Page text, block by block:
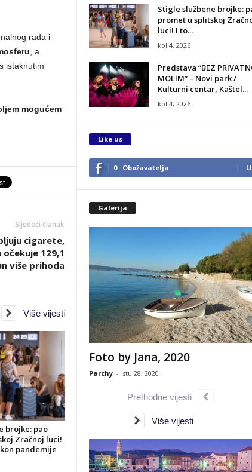
rada i
, a
istaknutim
mogućem
Sljedeći članak
cigarete,
129,1
više prihoda
brojke: pao
Zračnoj luci!
pandemije
Više vijesti
Stigle službene brojke:
promet u splitskoj
luci! I to...
kol 4, 2026
Predstava “BEZ
MOLIM” – Novi park /
Kulturni centar, Kaštel...
kol 4, 2026
Like us
0 Obožavatelja
Galerija
Foto by Jana, 2020
Parchy - stu 28, 2020
Prethodne vijesti
Više vijesti